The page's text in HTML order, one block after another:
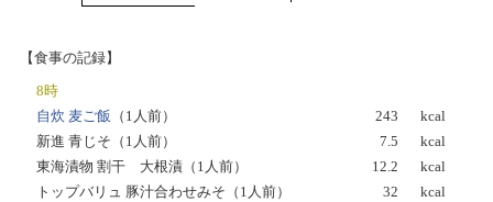
【食事の記録】
8時
自炊 麦ご飯 （1人前） 243
kcal
新進 青じそ（1人前）
7.5
kcal
東海漬物 割干 大根漬（1人前）
12.2
kcal
トップバリュ 豚汁合わせみそ（1人前）
32
kcal